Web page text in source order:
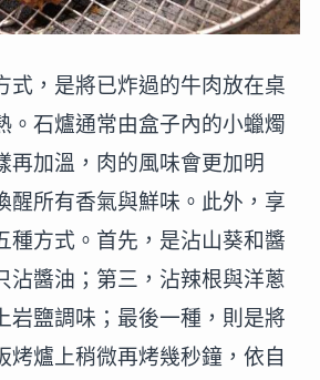
式，是將已炸過的牛肉放在桌
。石爐通常由盒子內的小蠟燭
再加溫，肉的風味會更加明
醒所有香氣與鮮味。此外，享
種方式。首先，是沾山葵和醬
沾醬油；第三，沾辣根與洋蔥
岩鹽調味；最後一種，則是將
烤爐上稍微再烤幾秒鐘，依自